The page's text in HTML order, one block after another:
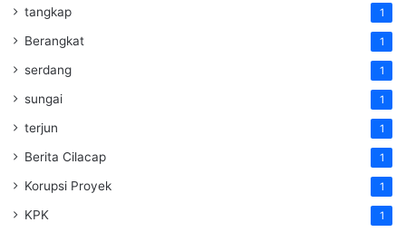
tangkap 1
Berangkat 1
serdang 1
sungai 1
terjun 1
Berita Cilacap 1
Korupsi Proyek 1
KPK 1